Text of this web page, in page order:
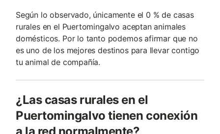
Según lo observado, únicamente el 0 % de casas
rurales en el Puertomingalvo aceptan animales
domésticos. Por lo tanto podemos afirmar que no
es uno de los mejores destinos para llevar contigo
tu animal de compañía.
¿Las casas rurales en el
Puertomingalvo tienen conexión